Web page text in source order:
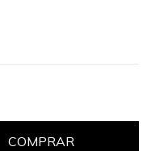
COMPRAR